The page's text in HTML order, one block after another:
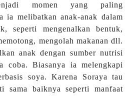
momen yang paling
ia melibatkan anak-anak dalam
seperti mengenalkan bentuk,
mengolah makanan dll.
anak dengan sumber nutrisi
coba. Biasanya ia melengkapi
soya. Karena Soraya tau
sama baiknya seperti manfaat